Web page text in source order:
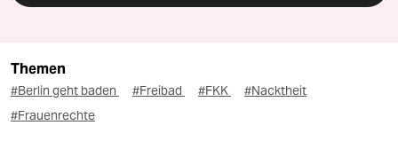
Themen
#Berlin geht baden #Freibad #FKK
#Nacktheit
#Frauenrechte